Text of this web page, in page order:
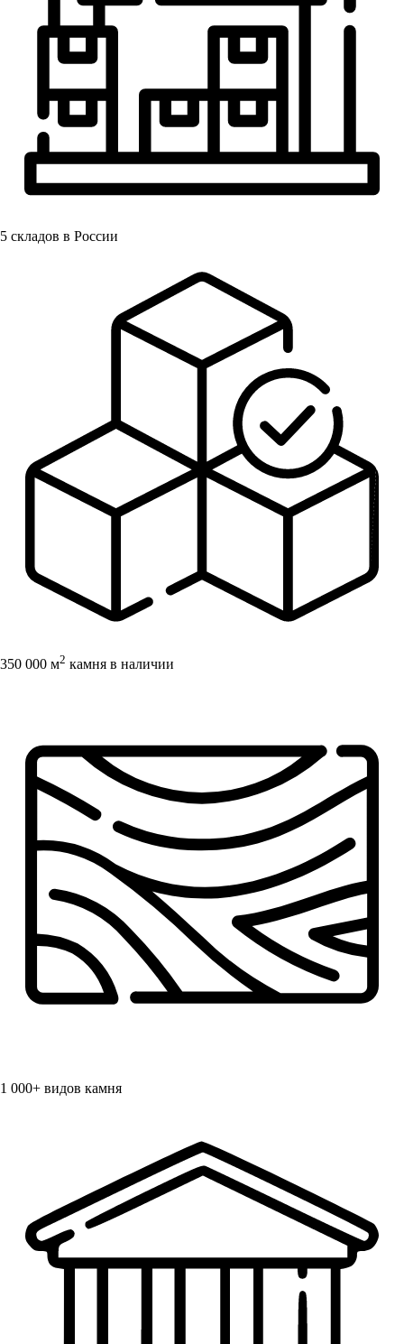
5 складов в России
350 000 м2 камня в наличии
1 000+ видов камня